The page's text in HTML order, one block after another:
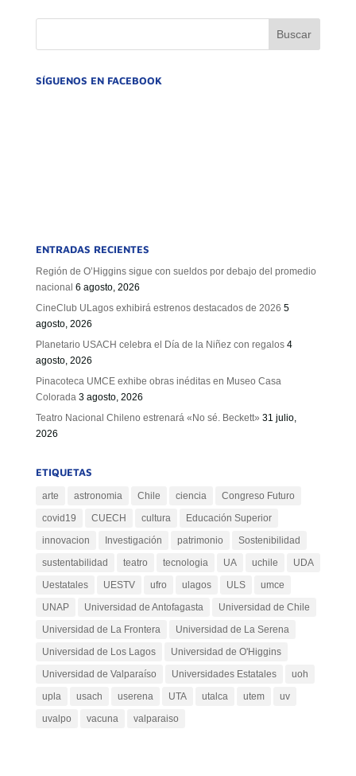
SÍGUENOS EN FACEBOOK
ENTRADAS RECIENTES
Región de O’Higgins sigue con sueldos por debajo del promedio
nacional 6 agosto, 2026
CineClub ULagos exhibirá estrenos destacados de 2026 5
agosto, 2026
Planetario USACH celebra el Día de la Niñez con regalos 4
agosto, 2026
Pinacoteca UMCE exhibe obras inéditas en Museo Casa
Colorada 3 agosto, 2026
Teatro Nacional Chileno estrenará «No sé. Beckett» 31 julio,
2026
ETIQUETAS
arte astronomia Chile ciencia
Congreso Futuro
covid19
CUECH cultura
Educación Superior
innovacion
Investigación patrimonio
Sostenibilidad
sustentabilidad
teatro tecnologia UA uchile
UDA
Uestatales
UESTV ufro ulagos ULS
umce
UNAP
Universidad de Antofagasta
Universidad de Chile
Universidad de La Frontera
Universidad de La Serena
Universidad de Los Lagos
Universidad de O'Higgins
Universidad de Valparaíso
Universidades Estatales
uoh
upla
usach userena UTA utalca utem
uv
uvalpo
vacuna valparaiso